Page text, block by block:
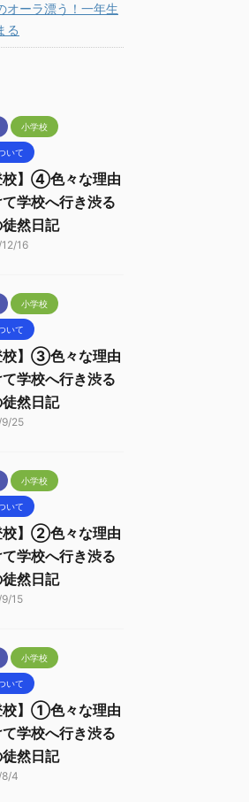
オーラ漂う！一年生
る
小学校
いて
校】④色々な理由
学校へ行き渋る
然日記
16
小学校
いて
校】③色々な理由
学校へ行き渋る
然日記
25
小学校
いて
校】②色々な理由
学校へ行き渋る
然日記
15
小学校
いて
校】①色々な理由
学校へ行き渋る
然日記
4